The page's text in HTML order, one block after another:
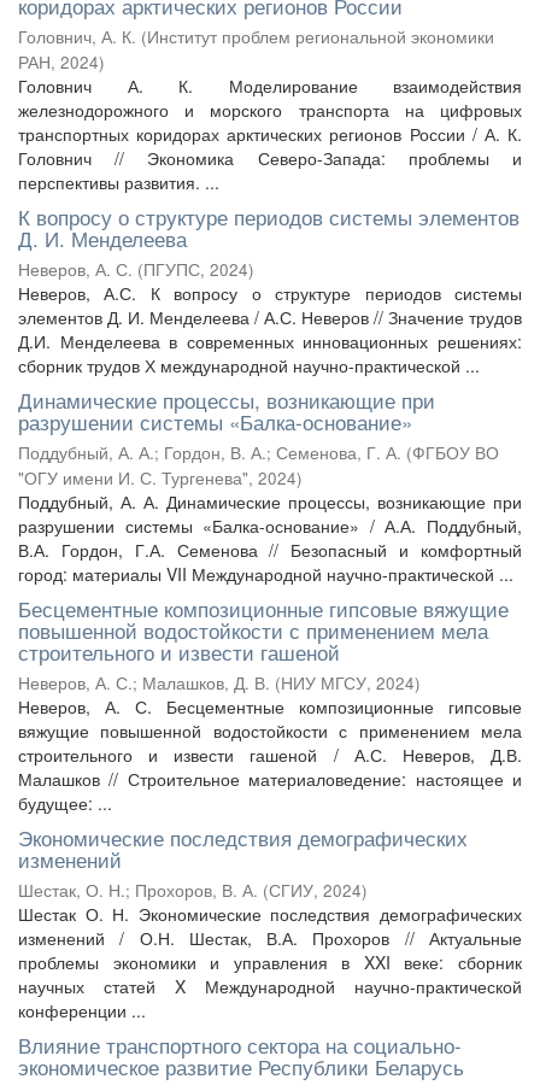
Головнич, А. К. (Институт проблем региональной экономики
РАН, 2024)
Головнич А. К. Моделирование взаимодействия
железнодорожного и морского транспорта на цифровых
транспортных коридорах арктических регионов России / А. К.
Головнич // Экономика Северо-Запада: проблемы и
перспективы развития. ...
К вопросу о структуре периодов системы элементов
Д. И. Менделеева
Неверов, А. С. (ПГУПС, 2024)
Неверов, А.С. К вопросу о структуре периодов системы
элементов Д. И. Менделеева / А.С. Неверов // Значение трудов
Д.И. Менделеева в современных инновационных решениях:
сборник трудов Х международной научно-практической ...
Динамические процессы, возникающие при
разрушении системы «Балка-основание»
Поддубный, А. А.; Гордон, В. А.; Семенова, Г. А. (ФГБОУ ВО
"ОГУ имени И. С. Тургенева", 2024)
Поддубный, А. А. Динамические процессы, возникающие при
разрушении системы «Балка-основание» / А.А. Поддубный,
В.А. Гордон, Г.А. Семенова // Безопасный и комфортный
город: материалы VII Международной научно-практической ...
Бесцементные композиционные гипсовые вяжущие
повышенной водостойкости с применением мела
строительного и извести гашеной
Неверов, А. С.; Малашков, Д. В. (НИУ МГСУ, 2024)
Неверов, А. С. Бесцементные композиционные гипсовые
вяжущие повышенной водостойкости с применением мела
строительного и извести гашеной / А.С. Неверов, Д.В.
Малашков // Строительное материаловедение: настоящее и
будущее: ...
Экономические последствия демографических
изменений
Шестак, О. Н.; Прохоров, В. А. (СГИУ, 2024)
Шестак О. Н. Экономические последствия демографических
изменений / О.Н. Шестак, В.А. Прохоров // Актуальные
проблемы экономики и управления в XXI веке: сборник
научных статей X Международной научно-практической
конференции ...
Влияние транспортного сектора на социально-
экономическое развитие Республики Беларусь